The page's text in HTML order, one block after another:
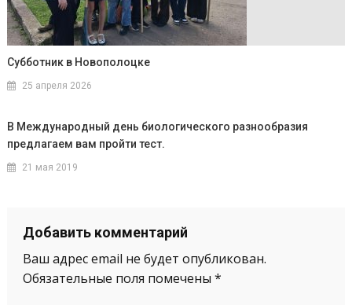
Субботник в Новополоцке
25 апреля 2026
В Международный день биологического разнообразия
предлагаем вам пройти тест.
21 мая 2019
Добавить комментарий
Ваш адрес email не будет опубликован.
Обязательные поля помечены *